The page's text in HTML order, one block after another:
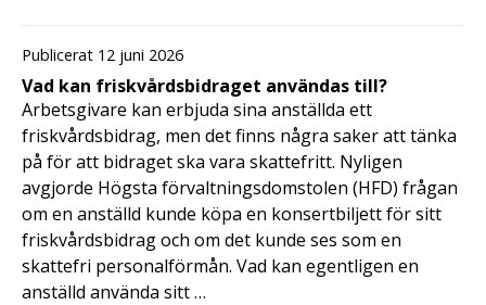
Publicerat 12 juni 2026
Vad kan friskvårdsbidraget användas till?
Arbetsgivare kan erbjuda sina anställda ett
friskvårdsbidrag, men det finns några saker att tänka
på för att bidraget ska vara skattefritt. Nyligen
avgjorde Högsta förvaltningsdomstolen (HFD) frågan
om en anställd kunde köpa en konsertbiljett för sitt
friskvårdsbidrag och om det kunde ses som en
skattefri personalförmån. Vad kan egentligen en
anställd använda sitt …